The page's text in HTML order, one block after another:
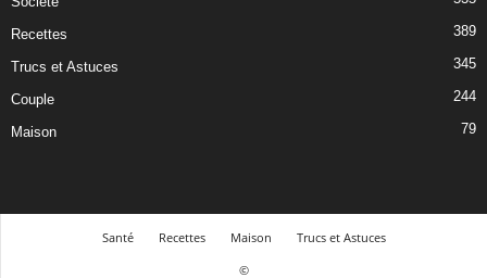
Recettes 389
Trucs et Astuces 345
Couple 244
Maison 79
Santé Recettes Maison
Trucs et Astuces
©